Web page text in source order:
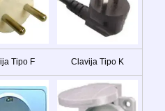
Tipo F Clavija Tipo K